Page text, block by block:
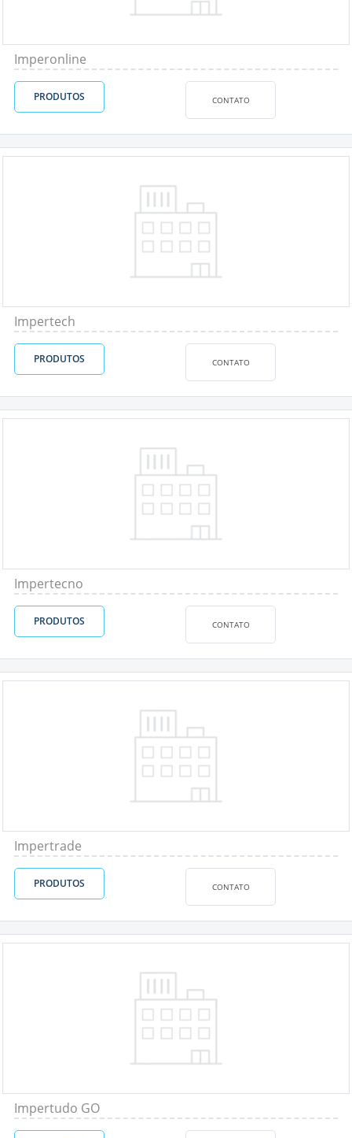
Imperonline
PRODUTOS CONTATO
Impertech
PRODUTOS CONTATO
Impertecno
PRODUTOS CONTATO
Impertrade
PRODUTOS CONTATO
Impertudo GO